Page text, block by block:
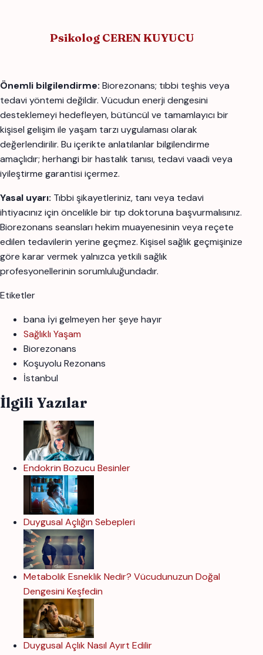
Psikolog CEREN KUYUCU
Önemli bilgilendirme: Biorezonans; tıbbi teşhis veya
tedavi yöntemi değildir. Vücudun enerji dengesini
desteklemeyi hedefleyen, bütüncül ve tamamlayıcı bir
kişisel gelişim ile yaşam tarzı uygulaması olarak
değerlendirilir. Bu içerikte anlatılanlar bilgilendirme
amaçlıdır; herhangi bir hastalık tanısı, tedavi vaadi veya
iyileştirme garantisi içermez.
Yasal uyarı: Tıbbi şikayetleriniz, tanı veya tedavi
ihtiyacınız için öncelikle bir tıp doktoruna başvurmalısınız.
Biorezonans seansları hekim muayenesinin veya reçete
edilen tedavilerin yerine geçmez. Kişisel sağlık geçmişinize
göre karar vermek yalnızca yetkili sağlık
profesyonellerinin sorumluluğundadır.
Etiketler
bana i̇yi gelmeyen her şeye hayır
Sağlıklı Yaşam
Biorezonans
Koşuyolu Rezonans
İstanbul
İlgili Yazılar
Endokrin Bozucu Besinler
Duygusal Açlığın Sebepleri
Metabolik Esneklik Nedir? Vücudunuzun Doğal
Dengesini Keşfedin
Duygusal Açlık Nasıl Ayırt Edilir